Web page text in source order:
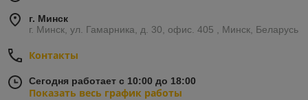
г. Минск
г. Минск, ул. Гамарника, д. 30, офис. 405 , Минск, Беларусь
Контакты
Сегодня работает с 10:00 до 18:00
Показать весь график работы